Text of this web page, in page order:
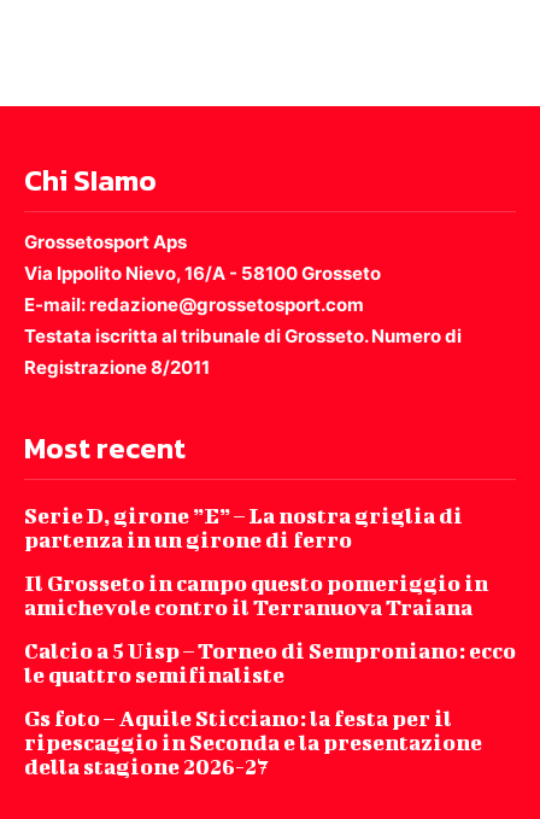
Chi SIamo
Grossetosport Aps
Via Ippolito Nievo, 16/A - 58100 Grosseto
E-mail: redazione@grossetosport.com
Testata iscritta al tribunale di Grosseto. Numero di
Registrazione 8/2011
Most recent
Serie D, girone ”E” – La nostra griglia di
partenza in un girone di ferro
Il Grosseto in campo questo pomeriggio in
amichevole contro il Terranuova Traiana
Calcio a 5 Uisp – Torneo di Semproniano: ecco
le quattro semifinaliste
Gs foto – Aquile Sticciano: la festa per il
ripescaggio in Seconda e la presentazione
della stagione 2026-27